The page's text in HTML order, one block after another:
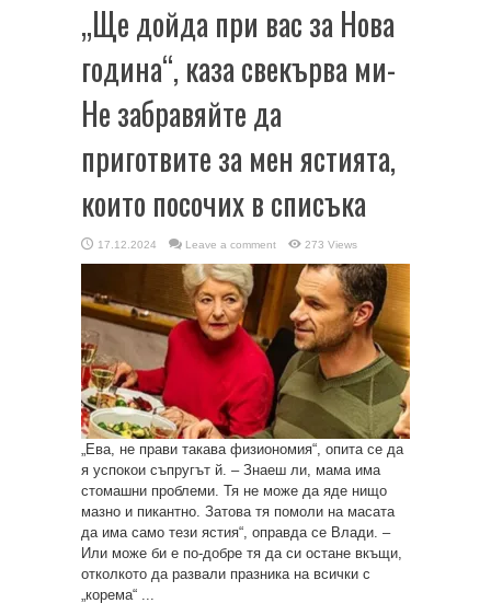
„Ще дойда при вас за Нова
година“, каза свекърва ми-
Не забравяйте да
приготвите за мен ястията,
които посочих в списъка
17.12.2024 Leave a comment 273 Views
„Ева, не прави такава физиономия“, опита се да
я успокои съпругът й. – Знаеш ли, мама има
стомашни проблеми. Тя не може да яде нищо
мазно и пикантно. Затова тя помоли на масата
да има само тези ястия“, оправда се Влади. –
Или може би е по-добре тя да си остане вкъщи,
отколкото да развали празника на всички с
„корема“ ...